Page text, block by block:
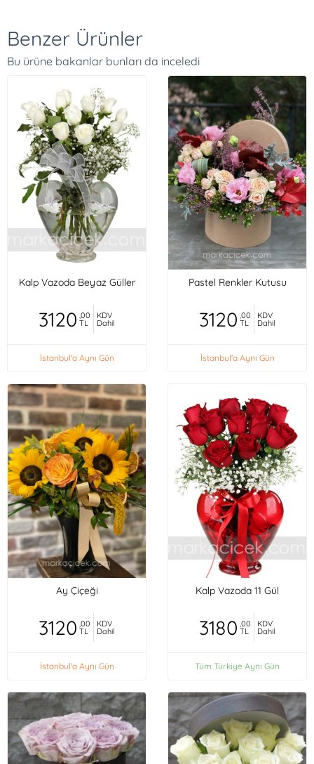
Benzer Ürünler
Bu ürüne bakanlar bunları da inceledi
Kalp Vazoda Beyaz Güller
3120 ,00
TL
KDV
Dahil
İstanbul'a Aynı Gün
Pastel Renkler Kutusu
3120 ,00
TL
KDV
Dahil
İstanbul'a Aynı Gün
Ay Çiçeği
3120 ,00
TL
KDV
Dahil
İstanbul'a Aynı Gün
Kalp Vazoda 11 Gül
3180 ,00
TL
KDV
Dahil
Tüm Türkiye Aynı Gün